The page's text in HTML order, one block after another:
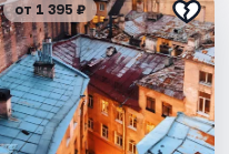
от 1 395 ₽